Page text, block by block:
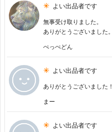
よい出品者です
無事受け取りました。
ありがとうございました。
ぺっぺどん
よい出品者です
ありがとうございました！
まー
よい出品者です